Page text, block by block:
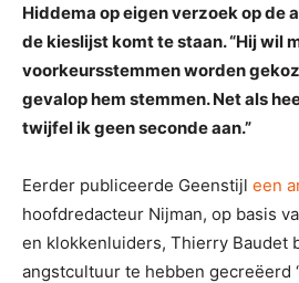
Hiddema op eigen verzoek op de
de kieslijst komt te staan. “Hij wil
voorkeursstemmen worden
gevalop hem stemmen. Net als
twijfel ik geen seconde aan.”
Eerder publiceerde Geenstijl een
hoofdredacteur Nijman, op basis
en klokkenluiders, Thierry Baudet
angstcultuur te hebben gecreëerd